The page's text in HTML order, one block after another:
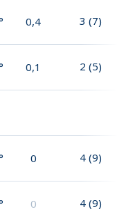
0,4 3 (7)
0,1 2 (5)
0 4 (9)
0 4 (9)